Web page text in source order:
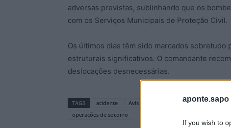
aponte.sapo
If you wish to
adversas previstas, sublinhando que os
com os Serviços Municipais de Proteção Civil.
Os últimos dias têm sido marcados
estruturais significativos. O comandante
deslocações desnecessárias.
TAGS acidente Avis Bombeiros Voluntários de Avis
operações de socorro